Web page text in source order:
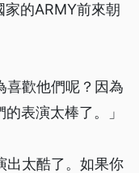
的ARMY前來朝
喜歡他們呢？因為
表演太棒了。」
出太酷了。如果你